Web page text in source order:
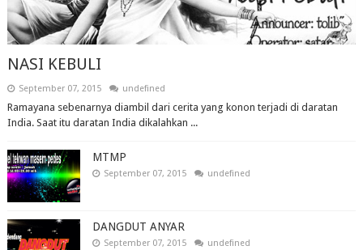
NASI KEBULI
September 07, 2015 undefined
Ramayana sebenarnya diambil dari cerita yang konon terjadi di daratan
India. Saat itu daratan India dikalahkan ...
MTMP
September 07, 2015 undefined
DANGDUT ANYAR
September 07, 2015 undefined